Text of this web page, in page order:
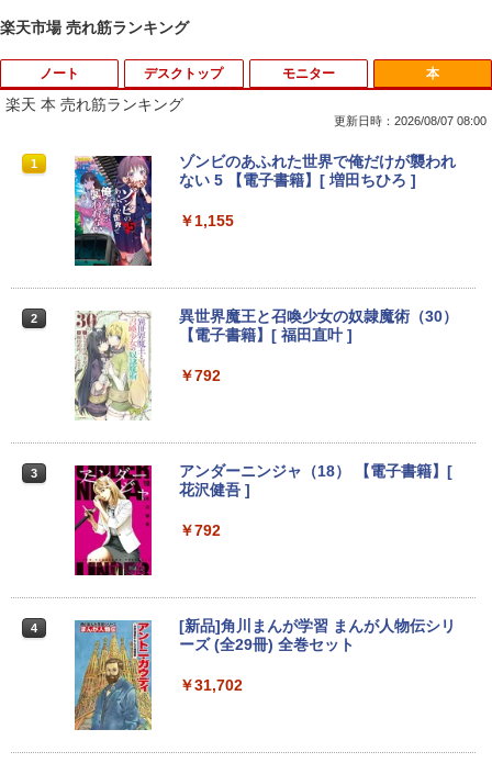
楽天市場 売れ筋ランキング
ノート
1
新古品ノートパソコン Intel Celeron Wi
ndows11 Pro WPS Office 2024付き メ
線LAN USB3.0 テンキー 軽量 モバイル
deavor NJ4400E / Windows11/ 超高性
付き/ Win11【中古ノートパソコン 中古
パソコン 中古PC】税込送料無料 即日発
送
￥26,990
由選択 新品 ノートパソコン 14型/15.6型
Windows11 Office搭載 Celeron/Atom/
8GB/256GB/512GB
デスクトップ モニター
1
【マラソンセール期間中ポイント5倍】中
古モニター 17インチ スクエア 店長おま
ー 監視用 ケーブル付き 動作確認済み 30
インチワイド ブラック 1920×1080 （フ
￥4,980
g スピーカー内蔵 Type-C/HDMI 接続 PS
5/Switch/PC/スマホ対応
￥8,490
本
楽天 本 売れ筋ランキング
更新日時：2026/08/07 08:00
1
ゾンビのあふれた世界で俺だけが襲われ
ない 5 【電子書籍】[ 増田ちひろ ]
￥1,155
2
異世界魔王と召喚少女の奴隷魔術（30）
【電子書籍】[ 福田直叶 ]
￥792
3
アンダーニンジャ（18） 【電子書籍】[
花沢健吾 ]
￥792
4
[新品]角川まんが学習 まんが人物伝シリ
ーズ (全29冊) 全巻セット
￥31,702